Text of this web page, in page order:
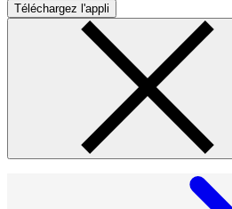
Téléchargez l'appli